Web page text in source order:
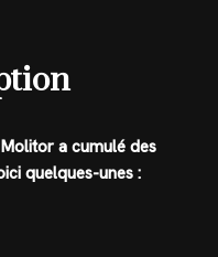
a cumulé des
quelques-unes :